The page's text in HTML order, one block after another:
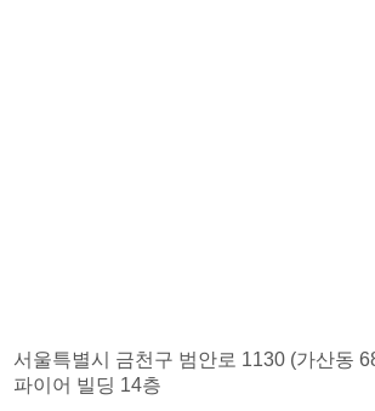
서울특별시 금천구 범안로 1130 (가산동
파이어 빌딩 14층